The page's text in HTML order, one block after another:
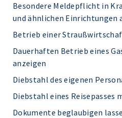
Besondere Meldepflicht in
und ähnlichen Einrichtungen
Betrieb einer
Dauerhaften Betrieb eines
anzeigen
Diebstahl des eigenen
Diebstahl eines Reisepasses
Dokumente beglaubigen